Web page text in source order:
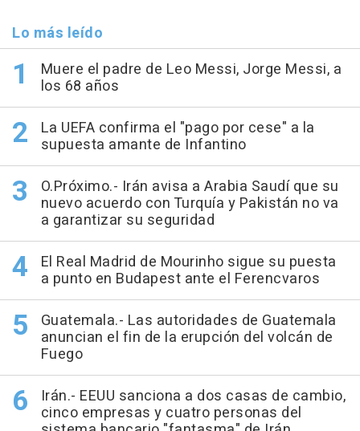
Lo más leído
Muere el padre de Leo Messi, Jorge Messi, a
los 68 años
La UEFA confirma el "pago por cese" a la
supuesta amante de Infantino
O.Próximo.- Irán avisa a Arabia Saudí que su
nuevo acuerdo con Turquía y Pakistán no va
a garantizar su seguridad
El Real Madrid de Mourinho sigue su puesta
a punto en Budapest ante el Ferencvaros
Guatemala.- Las autoridades de Guatemala
anuncian el fin de la erupción del volcán de
Fuego
Irán.- EEUU sanciona a dos casas de cambio,
cinco empresas y cuatro personas del